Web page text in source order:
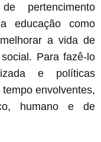
pertencimento
educação como
a vida de
Para fazê-lo
e políticas
envolventes,
humano e de